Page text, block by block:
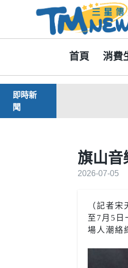
首頁 消費
即時新
聞
旗山音
2026-07-05
（記者
至7月5日
場人潮絡